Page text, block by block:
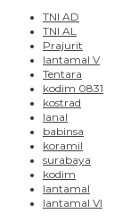
TNI AD
TNI AL
Prajurit
lantamal V
Tentara
kodim 0831
kostrad
lanal
babinsa
koramil
surabaya
kodim
lantamal
lantamal VI